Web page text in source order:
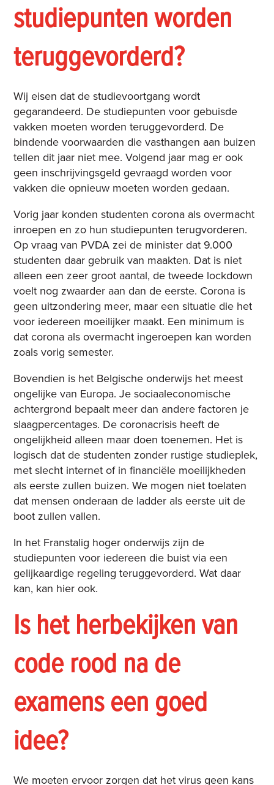
studiepunten worden
teruggevorderd?
Wij eisen dat de studievoortgang wordt
gegarandeerd. De studiepunten voor gebuisde
vakken moeten worden teruggevorderd. De
bindende voorwaarden die vasthangen aan buizen
tellen dit jaar niet mee. Volgend jaar mag er ook
geen inschrijvingsgeld gevraagd worden voor
vakken die opnieuw moeten worden gedaan.
Vorig jaar konden studenten corona als overmacht
inroepen en zo hun studiepunten terugvorderen.
Op vraag van PVDA zei de minister dat 9.000
studenten daar gebruik van maakten. Dat is niet
alleen een zeer groot aantal, de tweede lockdown
voelt nog zwaarder aan dan de eerste. Corona is
geen uitzondering meer, maar een situatie die het
voor iedereen moeilijker maakt. Een minimum is
dat corona als overmacht ingeroepen kan worden
zoals vorig semester.
Bovendien is het Belgische onderwijs het meest
ongelijke van Europa. Je sociaaleconomische
achtergrond bepaalt meer dan andere factoren je
slaagpercentages. De coronacrisis heeft de
ongelijkheid alleen maar doen toenemen. Het is
logisch dat de studenten zonder rustige studieplek,
met slecht internet of in financiële moeilijkheden
als eerste zullen buizen. We mogen niet toelaten
dat mensen onderaan de ladder als eerste uit de
boot zullen vallen.
In het Franstalig hoger onderwijs zijn de
studiepunten voor iedereen die buist via een
gelijkaardige regeling teruggevorderd. Wat daar
kan, kan hier ook.
Is het herbekijken van
code rood na de
examens een goed
idee?
We moeten ervoor zorgen dat het virus geen kans